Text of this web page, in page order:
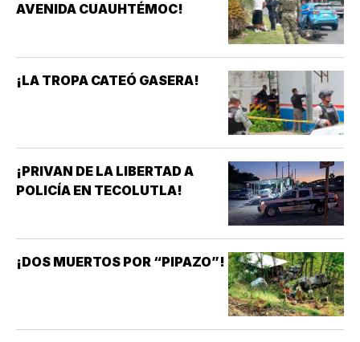
AVENIDA CUAUHTÉMOC!
¡LA TROPA CATEÓ GASERA!
¡PRIVAN DE LA LIBERTAD A
POLICÍA EN TECOLUTLA!
¡DOS MUERTOS POR “PIPAZO”!